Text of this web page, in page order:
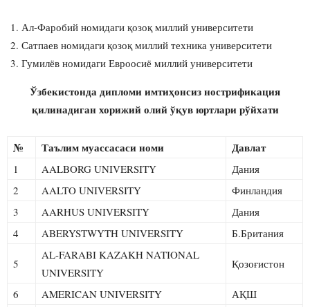
Ал-Фаробий номидаги қозоқ миллий университети
Сатпаев номидаги қозоқ миллий техника университети
Гумилёв номидаги Евроосиё миллий университети
Ўзбекистонда дипломи имтиҳонсиз нострификация
қилинадиган хорижий олий ўқув юртлари рўйхати
№ Таълим муассасаси номи Давлат
1 AALBORG UNIVERSITY
Дания
2
AALTO UNIVERSITY
Финландия
3
AARHUS UNIVERSITY
Дания
4
ABERYSTWYTH UNIVERSITY Б.Британия
5
AL-FARABI KAZAKH NATIONAL
UNIVERSITY
Қозоғистон
6 AMERICAN UNIVERSITY
АҚШ